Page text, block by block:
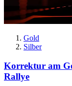
Gold
Silber
Korrektur am
Rallye